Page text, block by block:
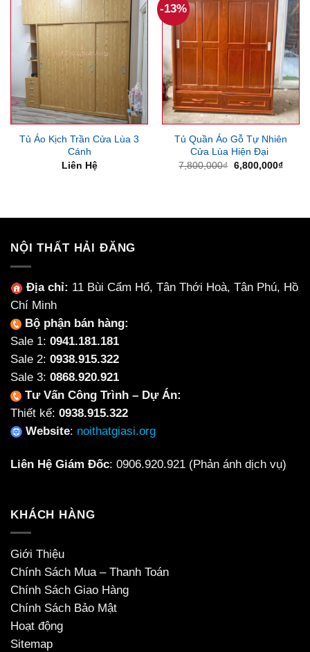
Tủ Áo Kịch Trần Cửa Lùa 3
Cánh
Liên Hệ
-13%
Tủ Quần Áo Gỗ Tự Nhiên
Cửa Lùa Hiện Đại
7,800,000₫ Giá
6,800,000₫Giá
NỘI THẤT HẢI ĐĂNG
Địa chỉ: 11 Bùi Cẩm Hổ, Tân Thới Hoà, Tân Phú, Hồ
Chí Minh
Bộ phận bán hàng:
Sale 1: 0941.181.181
Sale 2: 0938.915.322
Sale 3: 0868.920.921
Tư Vấn Công Trình – Dự Án:
Thiết kế: 0938.915.322
Website: noithatgiasi.org
Liên Hệ Giám Đốc: 0906.920.921 (Phản ánh dịch vụ)
KHÁCH HÀNG
Giới Thiệu
Chính Sách Mua – Thanh Toán
Chính Sách Giao Hàng
Chính Sách Bảo Mật
Hoạt động
Sitemap